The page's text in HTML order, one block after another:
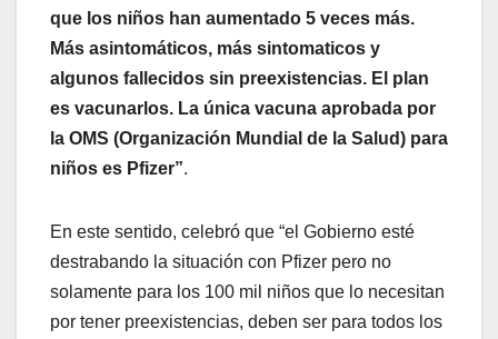
que los niños han aumentado 5 veces más.
Más asintomáticos, más sintomaticos y
algunos fallecidos sin preexistencias. El plan
es vacunarlos. La única vacuna aprobada por
la OMS (Organización Mundial de la Salud) para
niños es Pfizer”.
En este sentido, celebró que “el Gobierno esté
destrabando la situación con Pfizer pero no
solamente para los 100 mil niños que lo necesitan
por tener preexistencias, deben ser para todos los